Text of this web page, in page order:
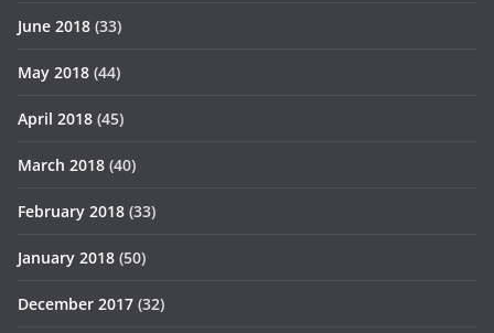
June 2018 (33)
May 2018 (44)
April 2018 (45)
March 2018 (40)
February 2018 (33)
January 2018 (50)
December 2017 (32)